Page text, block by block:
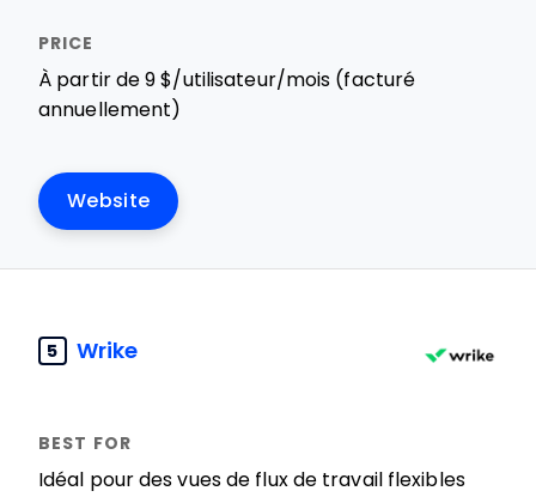
À partir de 9 $/utilisateur/mois (facturé
annuellement)
Website
5 Wrike
Idéal pour des vues de flux de travail flexibles